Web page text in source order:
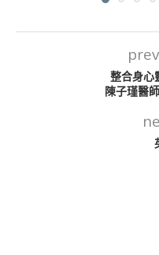
整合身心
陳子瑾醫